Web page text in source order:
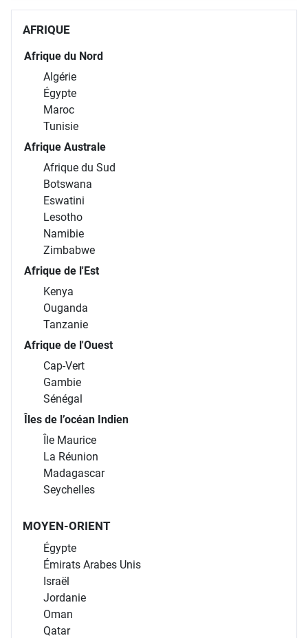
AFRIQUE
Afrique du Nord
Algérie
Égypte
Maroc
Tunisie
Afrique Australe
Afrique du Sud
Botswana
Eswatini
Lesotho
Namibie
Zimbabwe
Afrique de l'Est
Kenya
Ouganda
Tanzanie
Afrique de l'Ouest
Cap-Vert
Gambie
Sénégal
Îles de l’océan Indien
Île Maurice
La Réunion
Madagascar
Seychelles
MOYEN-ORIENT
Égypte
Émirats Arabes Unis
Israël
Jordanie
Oman
Qatar